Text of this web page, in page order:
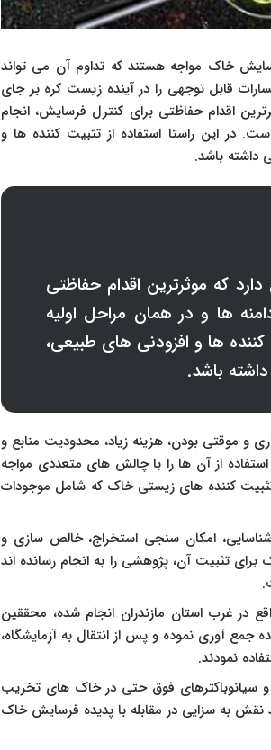
خاک مواجه هستند که تداوم آن می تواند
قابل توجهی را در آینده زیست کره بر جای
اقدام حفاظتی برای کنترل فرسایش، انجام
در این راستا استفاده از تثبیت کننده ها و
داشته باشد.
که موثرترین اقدام حفاظتی
ها و در همان مراحل اولیه
ها و افزودنی های طبیعی،
باشد.
و موقتی بودن، هزینه زیاد، محدودیت منابع و
از آن ها را با چالش های متعددی مواجه
کننده های زیستی خاک که شامل موجودات
امکان سنجی استخراج، خالص سازی و
تثبیت آن، پژوهشی را به انجام رسانده اند
در غرب استان مازندران انجام شده، محققین
جمع آوری نموده و پس از انتقال به آزمایشگاه،
نمودند.
سیانوباکترهای فوق حتی در خاک های تخریب
به سزایی در مقابله با پدیده فرسایش خاک